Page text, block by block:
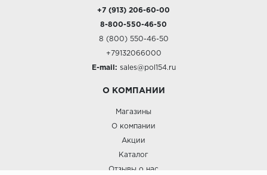
+7 (913) 206-60-00
8-800-550-46-50
8 (800) 550-46-50
+79132066000
E-mail: sales@pol154.ru
О КОМПАНИИ
Магазины
О компании
Акции
Каталог
Отзывы о нас